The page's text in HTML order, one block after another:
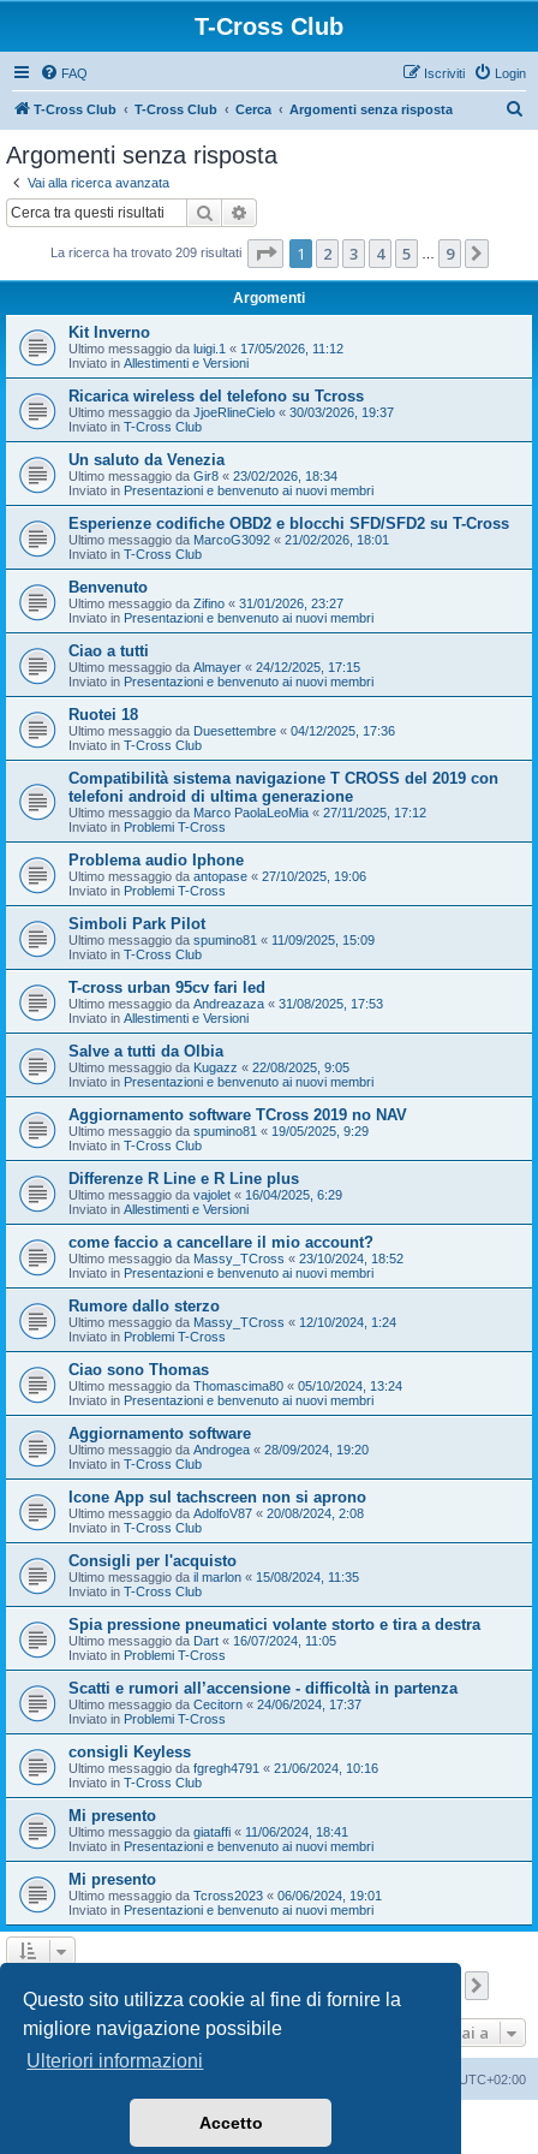
Questo sito utilizza cookie al fine di fornire la
migliore navigazione possibile
Ulteriori informazioni
Accetto
T-Cross Club
FAQ Login
Iscriviti
T-Cross Club T-Cross Club Cerca Argomenti senza risposta
Argomenti senza risposta
Vai alla ricerca avanzata
Cerca
La ricerca ha trovato 209 risultati Pagina di
1 2 3 4 5 9
Argomenti
Kit Inverno
Ultimo messaggio da luigi.1 « 17/05/2026, 11:12
Inviato in Allestimenti e Versioni
Ricarica wireless del telefono su Tcross
Ultimo messaggio da JjoeRlineCielo « 30/03/2026, 19:37
Inviato in T-Cross Club
Un saluto da Venezia
Ultimo messaggio da Gir8 « 23/02/2026, 18:34
Inviato in Presentazioni e benvenuto ai nuovi membri
Esperienze codifiche OBD2 e blocchi SFD/SFD2 su T-Cross
Ultimo messaggio da MarcoG3092 « 21/02/2026, 18:01
Inviato in T-Cross Club
Benvenuto
Ultimo messaggio da Zifino « 31/01/2026, 23:27
Inviato in Presentazioni e benvenuto ai nuovi membri
Ciao a tutti
Ultimo messaggio da Almayer « 24/12/2025, 17:15
Inviato in Presentazioni e benvenuto ai nuovi membri
Ruotei 18
Ultimo messaggio da Duesettembre « 04/12/2025, 17:36
Inviato in T-Cross Club
Compatibilità sistema navigazione T CROSS del 2019 con
telefoni android di ultima generazione
Ultimo messaggio da Marco PaolaLeoMia « 27/11/2025, 17:12
Inviato in Problemi T-Cross
Problema audio Iphone
Ultimo messaggio da antopase « 27/10/2025, 19:06
Inviato in Problemi T-Cross
Simboli Park Pilot
Ultimo messaggio da spumino81 « 11/09/2025, 15:09
Inviato in T-Cross Club
T-cross urban 95cv fari led
Ultimo messaggio da Andreazaza « 31/08/2025, 17:53
Inviato in Allestimenti e Versioni
Salve a tutti da Olbia
Ultimo messaggio da Kugazz « 22/08/2025, 9:05
Inviato in Presentazioni e benvenuto ai nuovi membri
Aggiornamento software TCross 2019 no NAV
Ultimo messaggio da spumino81 « 19/05/2025, 9:29
Inviato in T-Cross Club
Differenze R Line e R Line plus
Ultimo messaggio da vajolet « 16/04/2025, 6:29
Inviato in Allestimenti e Versioni
come faccio a cancellare il mio account?
Ultimo messaggio da Massy_TCross « 23/10/2024, 18:52
Inviato in Presentazioni e benvenuto ai nuovi membri
Rumore dallo sterzo
Ultimo messaggio da Massy_TCross « 12/10/2024, 1:24
Inviato in Problemi T-Cross
Ciao sono Thomas
Ultimo messaggio da Thomascima80 « 05/10/2024, 13:24
Inviato in Presentazioni e benvenuto ai nuovi membri
Aggiornamento software
Ultimo messaggio da Androgea « 28/09/2024, 19:20
Inviato in T-Cross Club
Icone App sul tachscreen non si aprono
Ultimo messaggio da AdolfoV87 « 20/08/2024, 2:08
Inviato in T-Cross Club
Consigli per l'acquisto
Ultimo messaggio da il marlon « 15/08/2024, 11:35
Inviato in T-Cross Club
Spia pressione pneumatici volante storto e tira a destra
Ultimo messaggio da Dart « 16/07/2024, 11:05
Inviato in Problemi T-Cross
Scatti e rumori all’accensione - difficoltà in partenza
Ultimo messaggio da Cecitorn « 24/06/2024, 17:37
Inviato in Problemi T-Cross
consigli Keyless
Ultimo messaggio da fgregh4791 « 21/06/2024, 10:16
Inviato in T-Cross Club
Mi presento
Ultimo messaggio da giataffi « 11/06/2024, 18:41
Inviato in Presentazioni e benvenuto ai nuovi membri
Mi presento
Ultimo messaggio da Tcross2023 « 06/06/2024, 19:01
Inviato in Presentazioni e benvenuto ai nuovi membri
Vai a
UTC+02:00
phpBB® Forum Software © phpBB Limited
phpBB-Italia.it